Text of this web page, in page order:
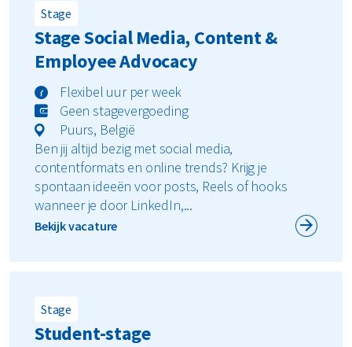
Stage
Stage Social Media, Content &
Employee Advocacy
Flexibel uur per week
Geen stagevergoeding
Puurs, België
Ben jij altijd bezig met social media,
contentformats en online trends? Krijg je
spontaan ideeën voor posts, Reels of hooks
wanneer je door LinkedIn,...
Bekijk vacature
Stage
Student-stage